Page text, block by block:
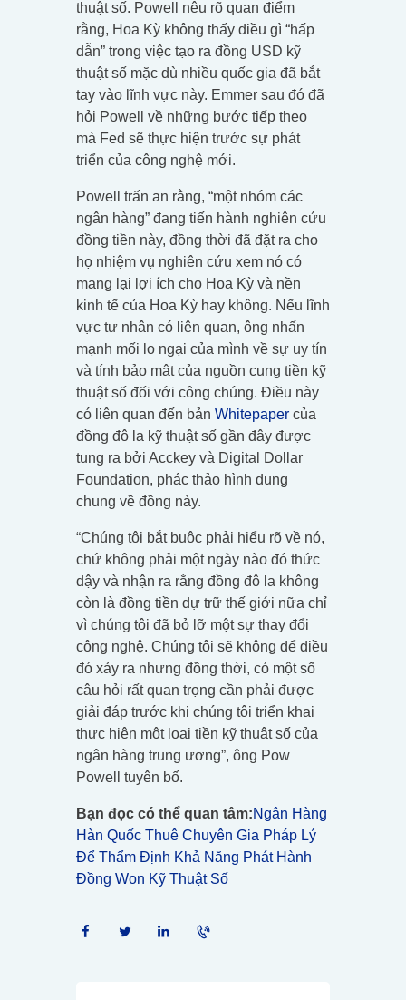
thuật số. Powell nêu rõ quan điểm
rằng, Hoa Kỳ không thấy điều gì “hấp
dẫn” trong việc tạo ra đồng USD kỹ
thuật số mặc dù nhiều quốc gia đã bắt
tay vào lĩnh vực này. Emmer sau đó đã
hỏi Powell về những bước tiếp theo
mà Fed sẽ thực hiện trước sự phát
triển của công nghệ mới.
Powell trấn an rằng, “một nhóm các
ngân hàng” đang tiến hành nghiên cứu
đồng tiền này, đồng thời đã đặt ra cho
họ nhiệm vụ nghiên cứu xem nó có
mang lại lợi ích cho Hoa Kỳ và nền
kinh tế của Hoa Kỳ hay không. Nếu lĩnh
vực tư nhân có liên quan, ông nhấn
mạnh mối lo ngại của mình về sự uy tín
và tính bảo mật của nguồn cung tiền kỹ
thuật số đối với công chúng. Điều này
có liên quan đến bản Whitepaper của
đồng đô la kỹ thuật số gần đây được
tung ra bởi Acckey và Digital Dollar
Foundation, phác thảo hình dung
chung về đồng này.
“Chúng tôi bắt buộc phải hiểu rõ về nó,
chứ không phải một ngày nào đó thức
dậy và nhận ra rằng đồng đô la không
còn là đồng tiền dự trữ thế giới nữa chỉ
vì chúng tôi đã bỏ lỡ một sự thay đổi
công nghệ. Chúng tôi sẽ không để điều
đó xảy ra nhưng đồng thời, có một số
câu hỏi rất quan trọng cần phải được
giải đáp trước khi chúng tôi triển khai
thực hiện một loại tiền kỹ thuật số của
ngân hàng trung ương”, ông Pow
Powell tuyên bố.
Bạn đọc có thể quan tâm:Ngân Hàng
Hàn Quốc Thuê Chuyên Gia Pháp Lý
Để Thẩm Định Khả Năng Phát Hành
Đồng Won Kỹ Thuật Số